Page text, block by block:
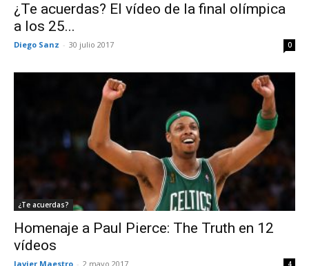
¿Te acuerdas? El vídeo de la final olímpica
a los 25...
Diego Sanz - 30 julio 2017 0
¿Te acuerdas?
Homenaje a Paul Pierce: The Truth en 12
vídeos
Javier Maestro - 2 mayo 2017